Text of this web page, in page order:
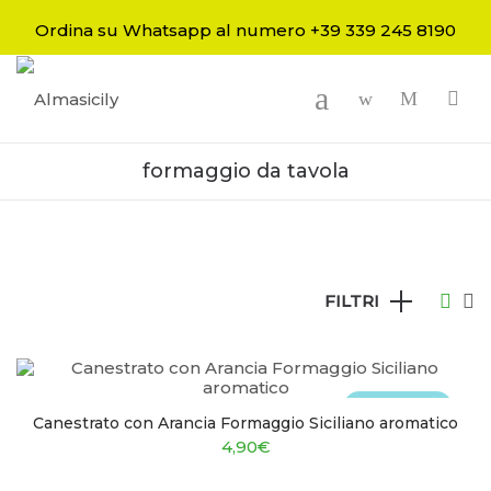
Ordina su Whatsapp al numero +39 339 245 8190
formaggio da tavola
FILTRI
Canestrato con Arancia Formaggio Siciliano aromatico
4,90€